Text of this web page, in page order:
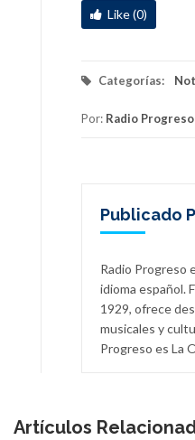
Like (0)
Categorías:
Por: Radio Progreso
Publicado
Radio Progreso
idioma español.
1929, ofrece
musicales y
Progreso es La
Artículos